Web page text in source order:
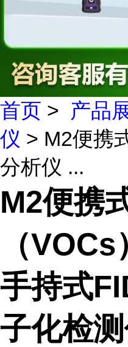
首页 > 产品
仪 > M2便携
分析仪 ...
M2便携
（
手持式
子化检